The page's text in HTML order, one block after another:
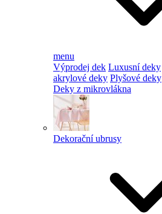
menu
Výprodej dek Luxusní deky
akrylové deky Plyšové deky
Deky z mikrovlákna
Dekorační ubrusy